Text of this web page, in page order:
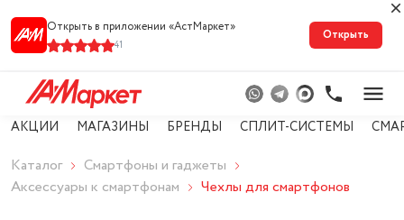
Открыть в приложении «АстМарке‪т‬»
41
Открыть
АКЦИИ МАГАЗИНЫ БРЕНДЫ СПЛИТ-СИСТЕМЫ
Каталог
Смартфоны и гаджеты
Аксессуары к смартфонам
Чехлы для смартфонов